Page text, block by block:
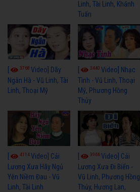
Linh, Tài Linh, Khánh
Tuấn
3768 Video] Dãy
Ngân Hà - Vũ Linh, Tài
Linh, Thoại Mỹ
3440Video] Nhạc
Tình - Vũ Linh, Thoại
Mỹ, Phương Hồng
Thủy
4114Video] Cải
Lương Xưa Hãy Ngủ
Yên Niềm Đau - Vũ
Linh, Tài Linh
3966Video] Cải
Lương Xưa Đi Biển -
Vũ Linh, Phương Hồng
Thủy, Hương Lan,